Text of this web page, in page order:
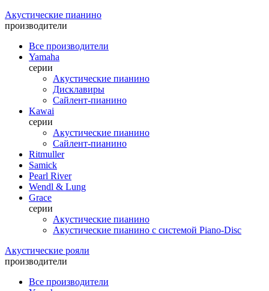
Акустические пианино
производители
Все производители
Yamaha
серии
Акустические пианино
Дисклавиры
Сайлент-пианино
Kawai
серии
Акустические пианино
Сайлент-пианино
Ritmuller
Samick
Pearl River
Wendl & Lung
Grace
серии
Акустические пианино
Акустические пианино с системой Piano-Disc
Акустические рояли
производители
Все производители